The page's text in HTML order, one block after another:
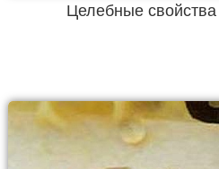
Целебные свойства